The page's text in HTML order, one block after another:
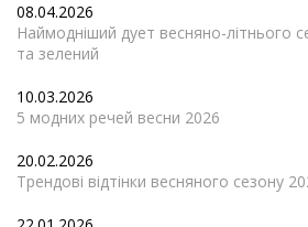
08.04.2026
Наймодніший дует весняно-літнього
та зелений
10.03.2026
5 модних речей весни 2026
20.02.2026
Трендові відтінки весняного сезону